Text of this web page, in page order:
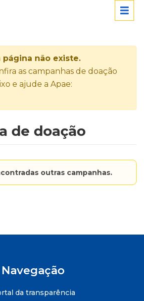
página não existe.
as campanhas de doação
e ajude a Apae:
de doação
outras campanhas.
Navegação
da transparência